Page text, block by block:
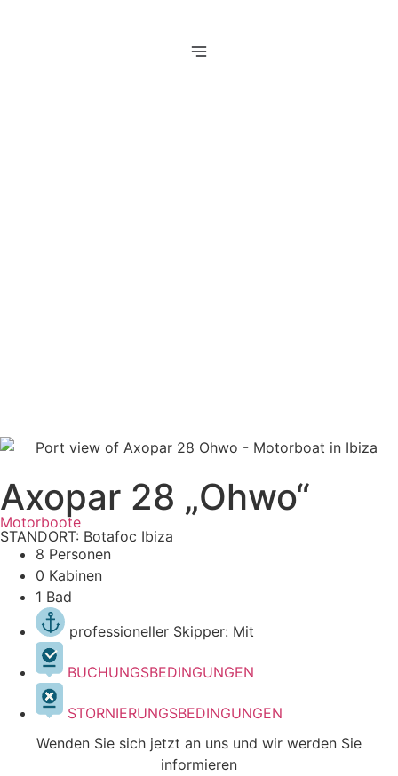
Axopar 28 „Ohwo“
Motorboote
STANDORT: Botafoc Ibiza
8 Personen
0 Kabinen
1 Bad
professioneller Skipper: Mit
BUCHUNGSBEDINGUNGEN
STORNIERUNGSBEDINGUNGEN
Wenden Sie sich jetzt an uns und wir werden Sie
informieren